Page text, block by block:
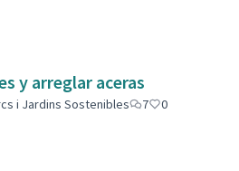
y arreglar aceras
i Jardins Sostenibles 7
0